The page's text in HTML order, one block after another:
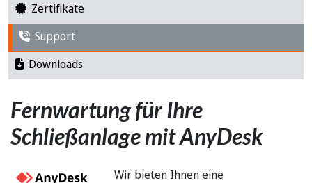
Zertifikate
Support
Downloads
Fernwartung für Ihre
Schließanlage mit AnyDesk
Wir bieten Ihnen eine